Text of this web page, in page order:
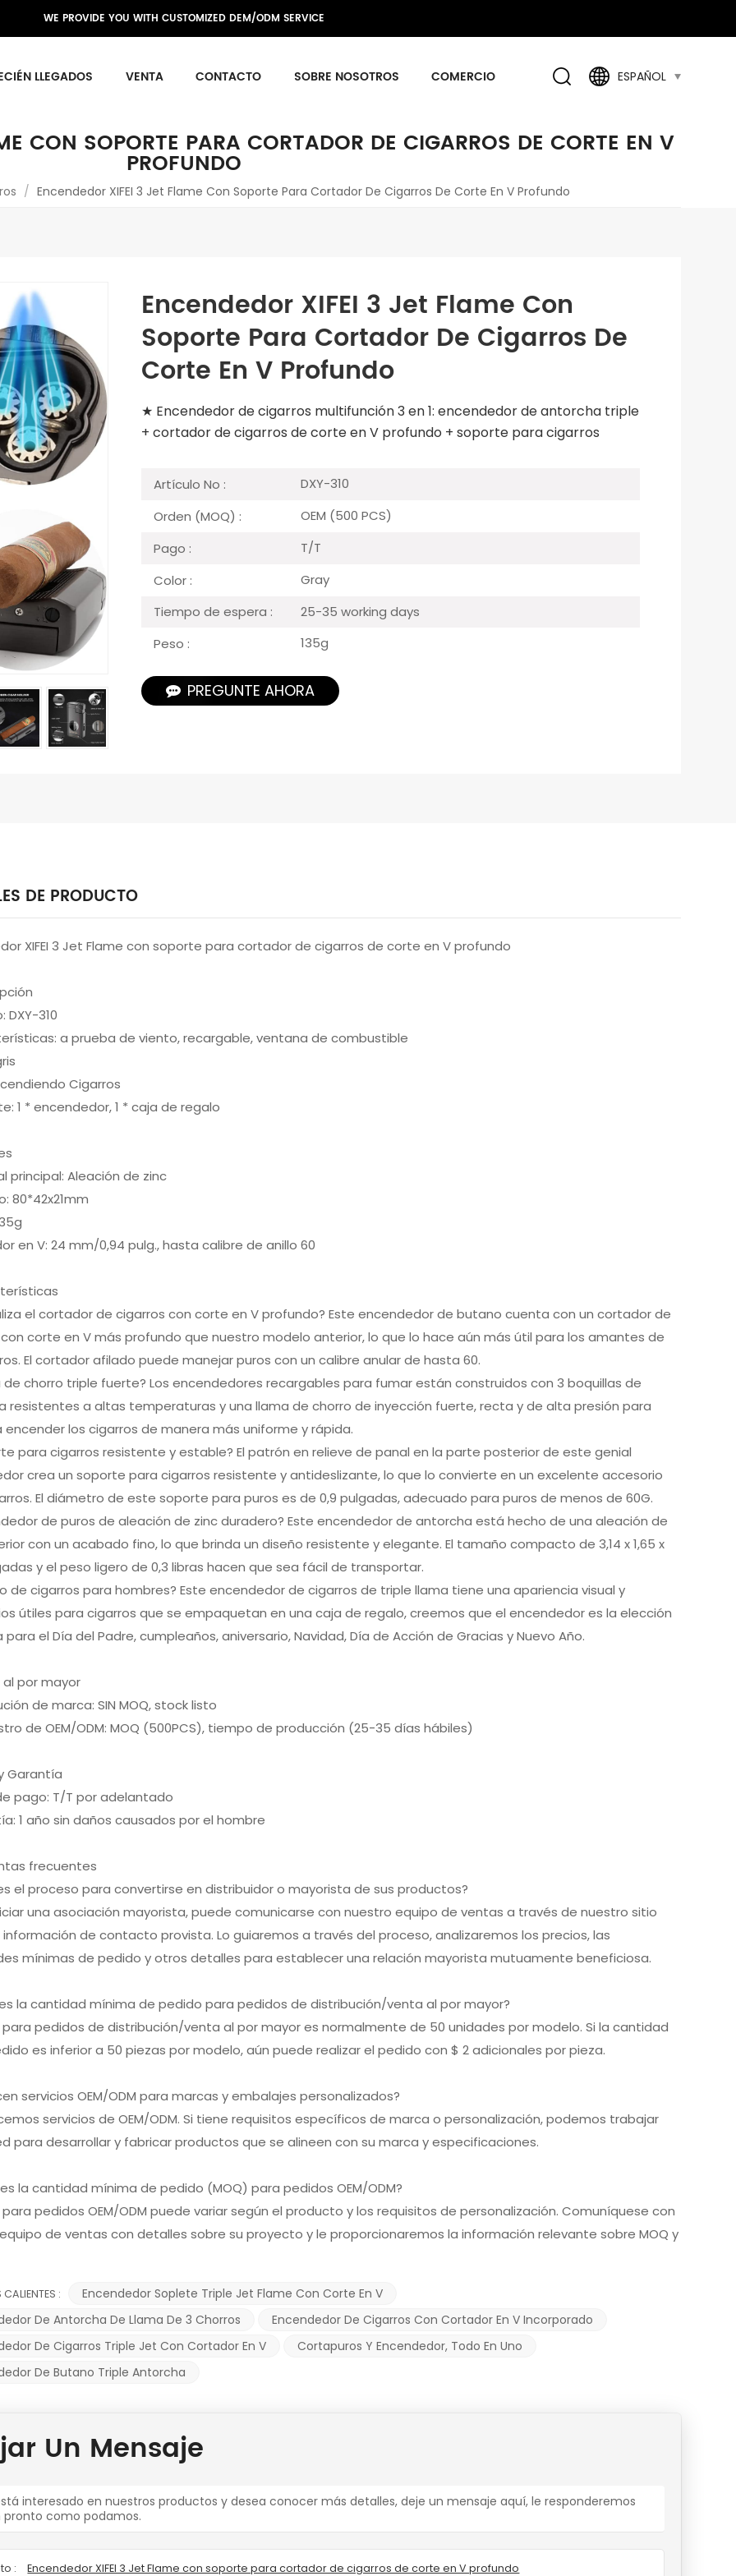
WE PROVIDE YOU WITH CUSTOMIZED DEM/ODM SERVICE
LLEGADOS VENTA CONTACTO SOBRE NOSOTROS COMERCIO ESPAÑOL
CON SOPORTE PARA CORTADOR DE CIGARROS DE CORTE EN V
PROFUNDO
/ Encendedor XIFEI 3 Jet Flame Con Soporte Para Cortador De Cigarros De Corte En V Profundo
Encendedor XIFEI 3 Jet Flame Con
Soporte Para Cortador De Cigarros De
Corte En V Profundo
★ Encendedor de cigarros multifunción 3 en 1: encendedor de antorcha triple
+ cortador de cigarros de corte en V profundo + soporte para cigarros
Artículo No :
DXY-310
Orden (MOQ) :
OEM (500 PCS)
Pago :
T/T
Color :
Gray
Tiempo de espera :
25-35 working days
Peso :
135g
PREGUNTE AHORA
DE PRODUCTO
XIFEI 3 Jet Flame con soporte para cortador de cigarros de corte en V profundo
DXY-310
a prueba de viento, recargable, ventana de combustible
Cigarros
1 * encendedor, 1 * caja de regalo
principal: Aleación de zinc
80*42x21mm
en V: 24 mm/0,94 pulg., hasta calibre de anillo 60
el cortador de cigarros con corte en V profundo? Este encendedor de butano cuenta con un cortador de
corte en V más profundo que nuestro modelo anterior, lo que lo hace aún más útil para los amantes de
El cortador afilado puede manejar puros con un calibre anular de hasta 60.
de chorro triple fuerte? Los encendedores recargables para fumar están construidos con 3 boquillas de
resistentes a altas temperaturas y una llama de chorro de inyección fuerte, recta y de alta presión para
encender los cigarros de manera más uniforme y rápida.
para cigarros resistente y estable? El patrón en relieve de panal en la parte posterior de este genial
crea un soporte para cigarros resistente y antideslizante, lo que lo convierte en un excelente accesorio
El diámetro de este soporte para puros es de 0,9 pulgadas, adecuado para puros de menos de 60G.
de puros de aleación de zinc duradero? Este encendedor de antorcha está hecho de una aleación de
con un acabado fino, lo que brinda un diseño resistente y elegante. El tamaño compacto de 3,14 x 1,65 x
y el peso ligero de 0,3 libras hacen que sea fácil de transportar.
de cigarros para hombres? Este encendedor de cigarros de triple llama tiene una apariencia visual y
útiles para cigarros que se empaquetan en una caja de regalo, creemos que el encendedor es la elección
el Día del Padre, cumpleaños, aniversario, Navidad, Día de Acción de Gracias y Nuevo Año.
por mayor
de marca: SIN MOQ, stock listo
de OEM/ODM: MOQ (500PCS), tiempo de producción (25-35 días hábiles)
Garantía
pago: T/T por adelantado
1 año sin daños causados por el hombre
frecuentes
el proceso para convertirse en distribuidor o mayorista de sus productos?
una asociación mayorista, puede comunicarse con nuestro equipo de ventas a través de nuestro sitio
información de contacto provista. Lo guiaremos a través del proceso, analizaremos los precios, las
mínimas de pedido y otros detalles para establecer una relación mayorista mutuamente beneficiosa.
es la cantidad mínima de pedido para pedidos de distribución/venta al por mayor?
para pedidos de distribución/venta al por mayor es normalmente de 50 unidades por modelo. Si la cantidad
es inferior a 50 piezas por modelo, aún puede realizar el pedido con $ 2 adicionales por pieza.
servicios OEM/ODM para marcas y embalajes personalizados?
servicios de OEM/ODM. Si tiene requisitos específicos de marca o personalización, podemos trabajar
para desarrollar y fabricar productos que se alineen con su marca y especificaciones.
la cantidad mínima de pedido (MOQ) para pedidos OEM/ODM?
para pedidos OEM/ODM puede variar según el producto y los requisitos de personalización. Comuníquese con
de ventas con detalles sobre su proyecto y le proporcionaremos la información relevante sobre MOQ y
CALIENTES :
Encendedor Soplete Triple Jet Flame Con Corte En V
De Antorcha De Llama De 3 Chorros
Encendedor De Cigarros Con Cortador En V Incorporado
De Cigarros Triple Jet Con Cortador En V
Cortapuros Y Encendedor, Todo En Uno
De Butano Triple Antorcha
Un Mensaje
interesado en nuestros productos y desea conocer más detalles, deje un mensaje aquí, le responderemos
pronto como podamos.
: Encendedor XIFEI 3 Jet Flame con soporte para cortador de cigarros de corte en V profundo